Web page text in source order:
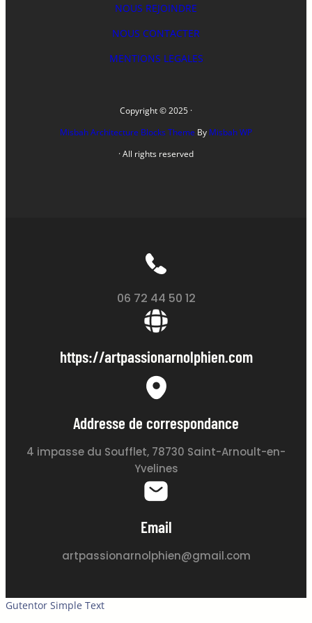
NOUS REJOINDRE
NOUS CONTACTER
MENTIONS LEGALES
Copyright © 2025 ·
Misbah Architecture Blocks Theme By Misbah WP
· All rights reserved
06 72 44 50 12
https://artpassionarnolphien.com
Addresse de correspondance
4 impasse du Soufflet, 78730 Saint-Arnoult-en-
Yvelines
Email
artpassionarnolphien@gmail.com
Gutentor Simple Text